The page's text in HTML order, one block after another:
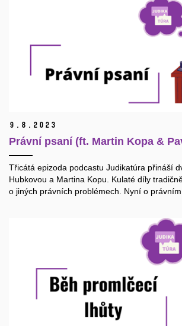
9. 8. 2023
Právní psaní (ft. Martin Kopa &
Třicátá epizoda podcastu Judikatúra přináší
Hubkovou a Martina Kopu. Kulaté díly
o jiných právních problémech. Nyní o právním